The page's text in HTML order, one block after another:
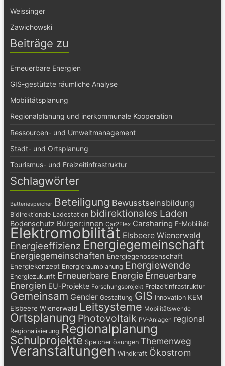
Weissinger
Zawichowski
Beiträge zu
Erneuerbare Energien
GIS-gestützte räumliche Analyse
Mobilitätsplanung
Regionalplanung und inerkommunale Kooperation
Ressourcen- und Umweltmanagement
Stadt- und Ortsplanung
Tourismus- und Freizeitinfrastruktur
Schlagwörter
Batteriespeicher Beteiligung Bewusstseinsbildung
Bidirektionale Ladestation bidirektionales Laden
Bodenschutz Bürger:innen Car2Flex Carsharing E-Mobilität
Elektromobilität Elsbeere Wienerwald
Energieeffizienz Energiegemeinschaft
Energiegemeinschaften Energiegenossenschaft
Energiekonzept Energieraumplanung Energiewende
Energiezukunft Erneuerbare Energie Erneuerbare
Energien EU-Projekte Forschungsprojekt Freizeitinfrastruktur
Gemeinsam Gender Gestaltung GIS Innovation KEM
Elsbeere Wienerwald Leitsysteme Mobilitätswende
Ortsplanung Photovoltaik PV-Anlagen regional
Regionalisierung Regionalplanung
Schulprojekte Speicherlösungen Themenweg
Veranstaltungen Windkraft Ökostrom